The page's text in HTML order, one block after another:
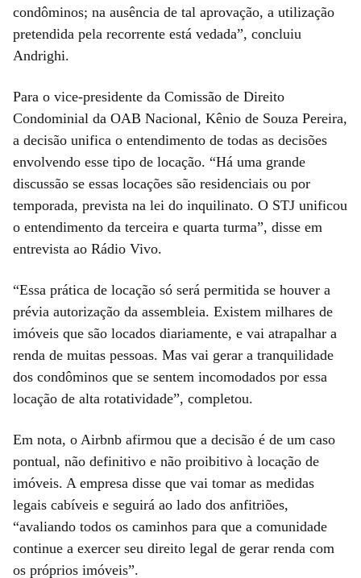
condôminos; na ausência de tal aprovação, a utilização
pretendida pela recorrente está vedada”, concluiu
Andrighi.
Para o vice-presidente da Comissão de Direito
Condominial da OAB Nacional, Kênio de Souza Pereira,
a decisão unifica o entendimento de todas as decisões
envolvendo esse tipo de locação. “Há uma grande
discussão se essas locações são residenciais ou por
temporada, prevista na lei do inquilinato. O STJ unificou
o entendimento da terceira e quarta turma”, disse em
entrevista ao Rádio Vivo.
“Essa prática de locação só será permitida se houver a
prévia autorização da assembleia. Existem milhares de
imóveis que são locados diariamente, e vai atrapalhar a
renda de muitas pessoas. Mas vai gerar a tranquilidade
dos condôminos que se sentem incomodados por essa
locação de alta rotatividade”, completou.
Em nota, o Airbnb afirmou que a decisão é de um caso
pontual, não definitivo e não proibitivo à locação de
imóveis. A empresa disse que vai tomar as medidas
legais cabíveis e seguirá ao lado dos anfitriões,
“avaliando todos os caminhos para que a comunidade
continue a exercer seu direito legal de gerar renda com
os próprios imóveis”.